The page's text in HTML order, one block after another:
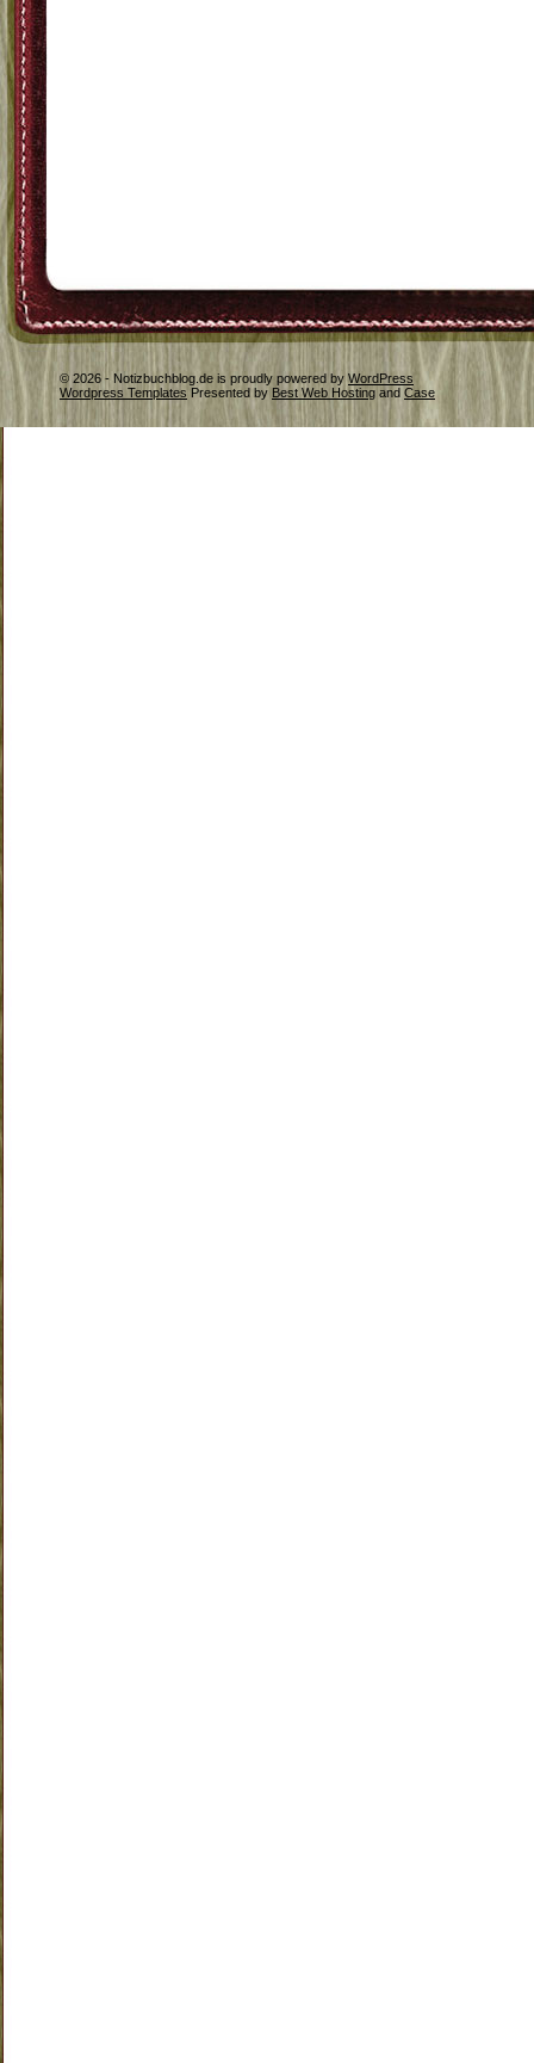
© 2026 - Notizbuchblog.de is proudly powered by WordPress
Wordpress Templates Presented by Best Web Hosting and Case